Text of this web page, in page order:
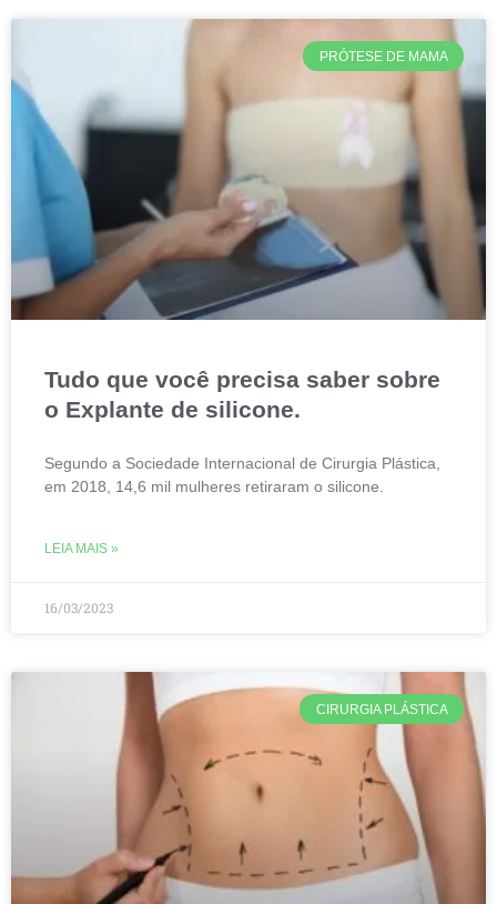
PRÓTESE DE MAMA
Tudo que você precisa saber sobre
o Explante de silicone.
Segundo a Sociedade Internacional de Cirurgia Plástica,
em 2018, 14,6 mil mulheres retiraram o silicone.
LEIA MAIS »
16/03/2023
CIRURGIA PLÁSTICA